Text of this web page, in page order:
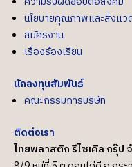
นโยบายคุณภาพและสิ่งแว
สมัครงาน
เรื่องร้องเรียน
นักลงทุนสัมพันธ์
คณะกรรมการบริษัท
ติดต่อเรา
ไทยพลาสติก รีไซเคิล กรุ๊ป